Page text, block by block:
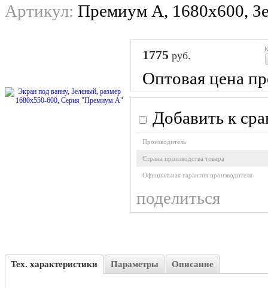
Артикул: Премиум А, 1680x600,
1775 руб.
Оптовая цена
Добавить к
Производитель
Cтрана производства товара
Официальная гарантия производителя
поделиться
Тех. характеристики Параметры Описание